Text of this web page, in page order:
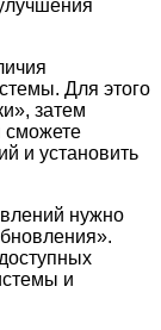
Для этого
затем
сможете
и установить
нужно
и